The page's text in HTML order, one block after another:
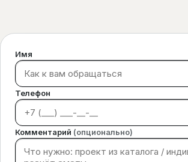
Имя
Телефон
Комментарий (опционально)